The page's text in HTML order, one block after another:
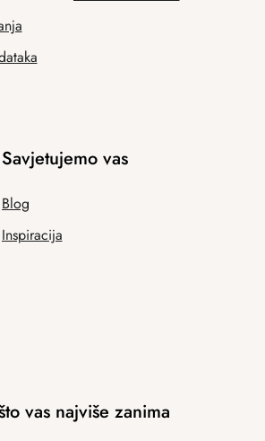
Savjetujemo vas
Blog
Inspiracija
vas najviše zanima